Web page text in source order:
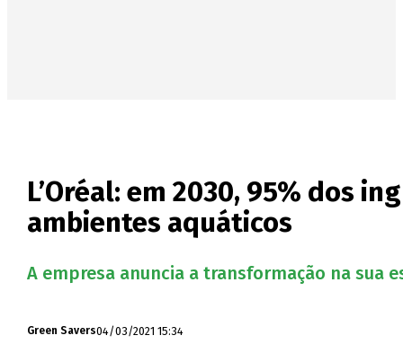
L’Oréal: em 2030, 95% dos
ambientes aquáticos
A empresa anuncia a transformação na sua
Green Savers04/03/2021 15:34